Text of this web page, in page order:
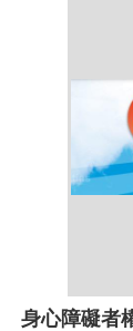
身心障礙者